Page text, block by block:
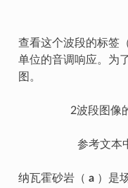
查看这个波段的标签
单位的音调响应。为
图。
2波段图像
参考文本
纳瓦霍砂岩（ a）是